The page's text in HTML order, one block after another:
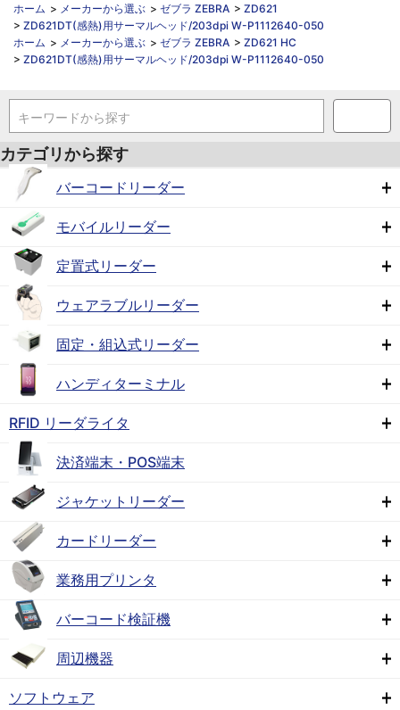
ホーム > メーカーから選ぶ > ゼブラ ZEBRA > ZD621
> ZD621DT(感熱)用サーマルヘッド/203dpi W-P1112640-050
ホーム > メーカーから選ぶ > ゼブラ ZEBRA > ZD621 HC
> ZD621DT(感熱)用サーマルヘッド/203dpi W-P1112640-050
キーワードから探す
カテゴリから探す
バーコードリーダー
モバイルリーダー
定置式リーダー
ウェアラブルリーダー
固定・組込式リーダー
ハンディターミナル
RFID リーダライタ
決済端末・POS端末
ジャケットリーダー
カードリーダー
業務用プリンタ
バーコード検証機
周辺機器
ソフトウェア